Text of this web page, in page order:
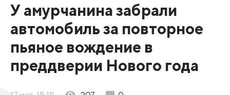
У амурчанина забрали
автомобиль за повторное
пьяное вождение в
преддверии Нового года